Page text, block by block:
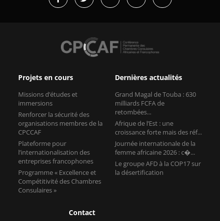
Projets en cours
Missions d’études et
immersions
Renforcer la sécurité des
organisations membres de la
CPCCAF
Plateforme pour
l’internationalisation des
entreprises francophones
Programme « Excellence et
Compétitivité des Chambres
Consulaires »
Dernières actualités
Grand Magal de Touba : 630
milliards FCFA de
retombées...
Afrique de l’Est : une
croissance forte mais des réf...
Journée internationale de la
femme africaine 2026 : c�...
Le groupe AFD à la COP17 sur
la désertification
Contact